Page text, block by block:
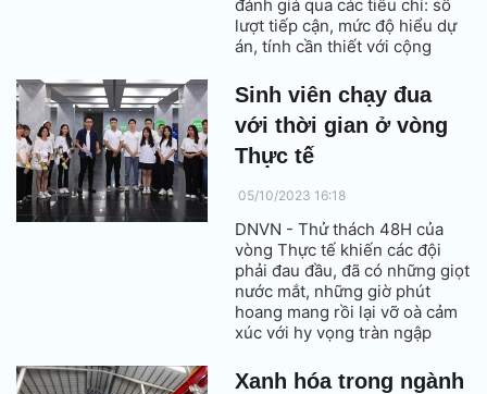
đánh giá qua các tiêu chí: số
lượt tiếp cận, mức độ hiểu dự
án, tính cần thiết với cộng
vững lâu dài, mức độ dễ hiểu
và mức độ sẵn sàng đồng
hành.
Sinh viên chạy đua
với thời gian ở vòng
Thực tế
05/10/2023 16:18
DNVN - Thử thách 48H của
vòng Thực tế khiến các đội
phải đau đầu, đã có những giọt
nước mắt, những giờ phút
hoang mang rồi lại vỡ oà cảm
xúc với hy vọng tràn ngập
Xanh hóa trong ngành